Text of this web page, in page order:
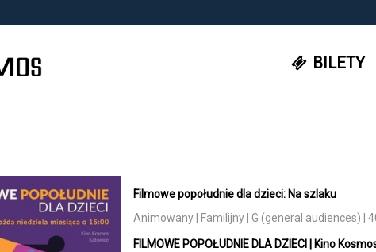
BILETY
Filmowe popołudnie dla dzieci: Na szlaku
Animowany | Familijny | G (general audiences) |
FILMOWE POPOŁUDNIE DLA DZIECI | Kino